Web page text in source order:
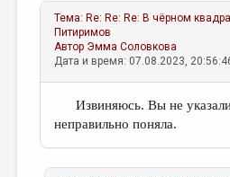
Тема: Re: Re: Re: В чёрном
Питиримов
Автор Эмма Соловкова
Дата и время: 07.08.2023,
Извиняюсь. Вы не
неправильно поняла.